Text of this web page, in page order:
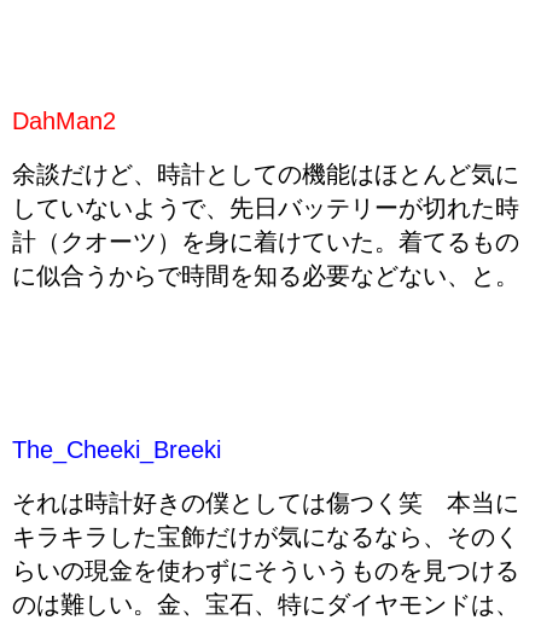
DahMan2
余談だけど、時計としての機能はほとんど気に
していないようで、先日バッテリーが切れた時
計（クオーツ）を身に着けていた。着てるもの
に似合うからで時間を知る必要などない、と。
The_Cheeki_Breeki
それは時計好きの僕としては傷つく笑 本当に
キラキラした宝飾だけが気になるなら、そのく
らいの現金を使わずにそういうものを見つける
のは難しい。金、宝石、特にダイヤモンドは、